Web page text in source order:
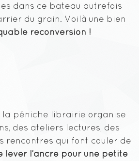
dans ce bateau autrefois
du grain. Voilà une bien
reconversion !
la péniche librairie organise
des ateliers lectures, des
rencontres qui font couler de
lever l’ancre pour une petite